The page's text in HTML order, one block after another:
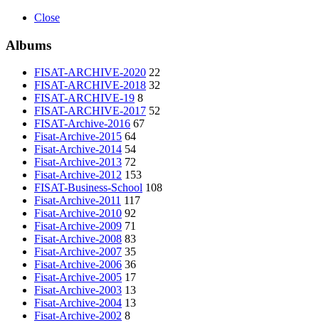
Close
Albums
FISAT-ARCHIVE-2020 22
FISAT-ARCHIVE-2018 32
FISAT-ARCHIVE-19 8
FISAT-ARCHIVE-2017 52
FISAT-Archive-2016 67
Fisat-Archive-2015 64
Fisat-Archive-2014 54
Fisat-Archive-2013 72
Fisat-Archive-2012 153
FISAT-Business-School 108
Fisat-Archive-2011 117
Fisat-Archive-2010 92
Fisat-Archive-2009 71
Fisat-Archive-2008 83
Fisat-Archive-2007 35
Fisat-Archive-2006 36
Fisat-Archive-2005 17
Fisat-Archive-2003 13
Fisat-Archive-2004 13
Fisat-Archive-2002 8